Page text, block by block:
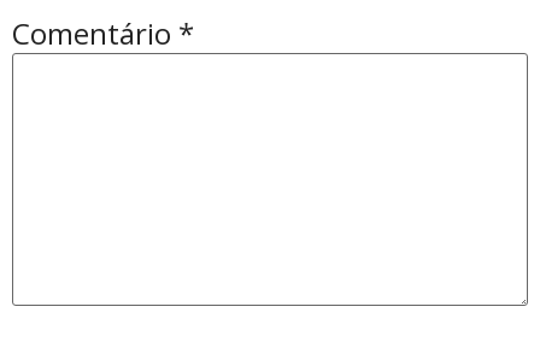
Comentário *